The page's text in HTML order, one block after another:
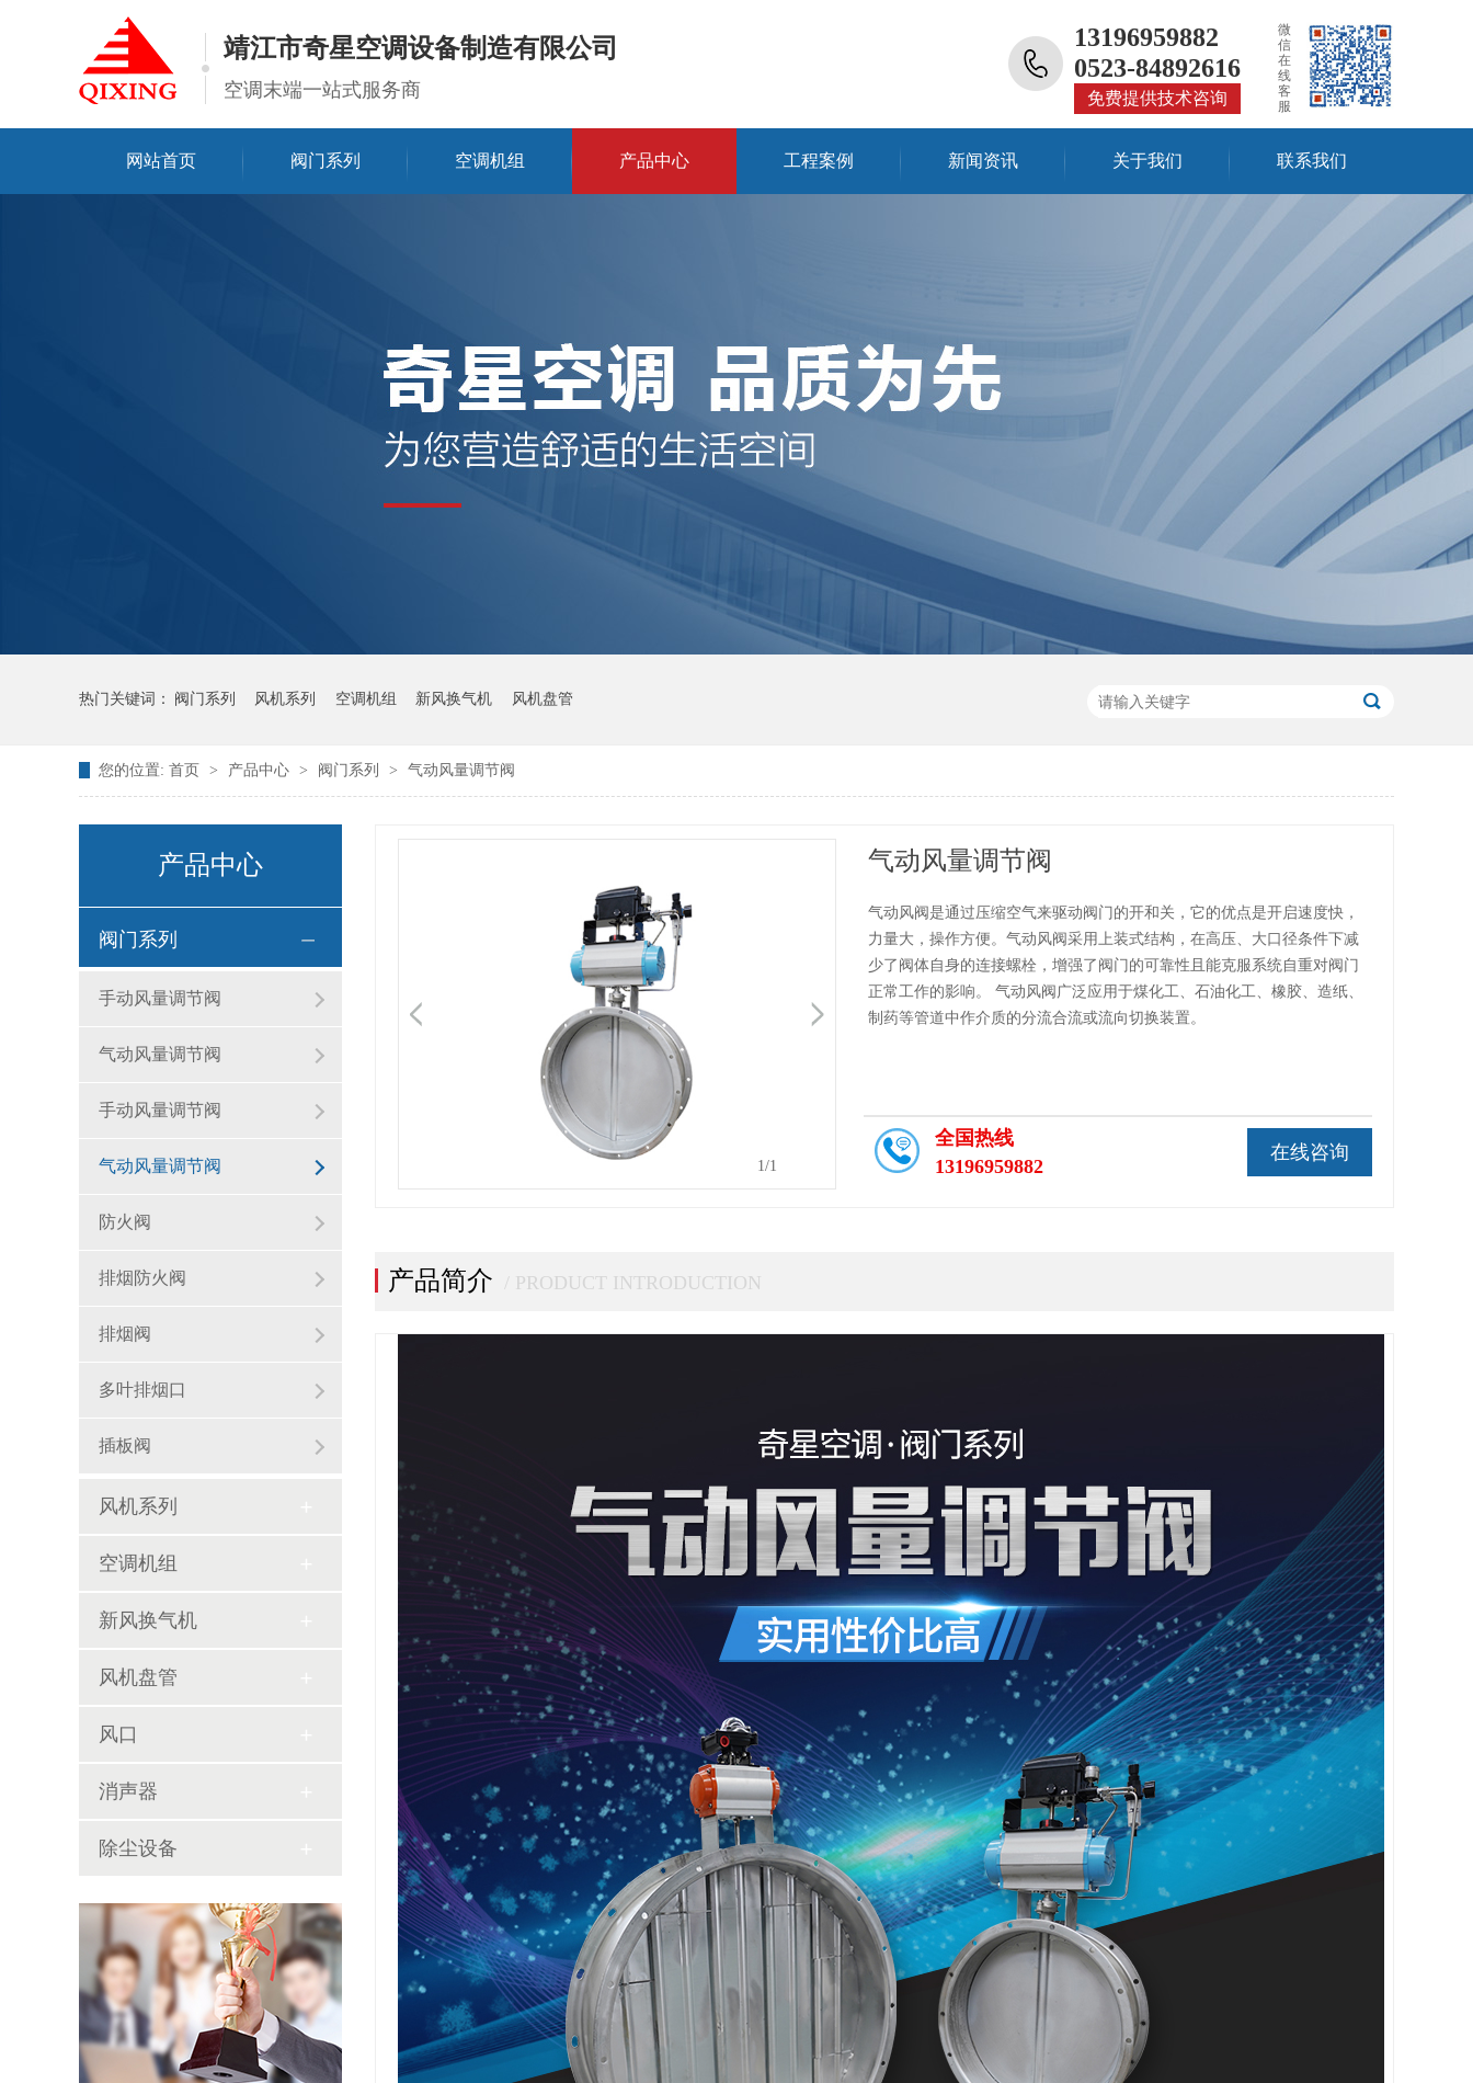
靖江市奇星空调设备制造有限公司
空调末端一站式服务商
13196959882
0523-84892616
免费提供技术咨询
微
信
在
线
客
服
网站首页 阀门系列 空调机组 产品中心 工程案例 新闻资讯 关于我们 联系我们
热门关键词： 阀门系列 风机系列 空调机组 新风换气机 风机盘管
您的位置: 首页 > 产品中心 > 阀门系列 > 气动风量调节阀
产品中心
阀门系列
手动风量调节阀
气动风量调节阀
手动风量调节阀
气动风量调节阀
防火阀
排烟防火阀
排烟阀
多叶排烟口
插板阀
风机系列
空调机组
新风换气机
风机盘管
风口
消声器
除尘设备
1/1
气动风量调节阀
气动风阀是通过压缩空气来驱动阀门的开和关，它的优点是开启速度快，
力量大，操作方便。气动风阀采用上装式结构，在高压、大口径条件下减
少了阀体自身的连接螺栓，增强了阀门的可靠性且能克服系统自重对阀门
正常工作的影响。 气动风阀广泛应用于煤化工、石油化工、橡胶、造纸、
制药等管道中作介质的分流合流或流向切换装置。
在线咨询
全国热线
13196959882
产品简介 / PRODUCT INTRODUCTION